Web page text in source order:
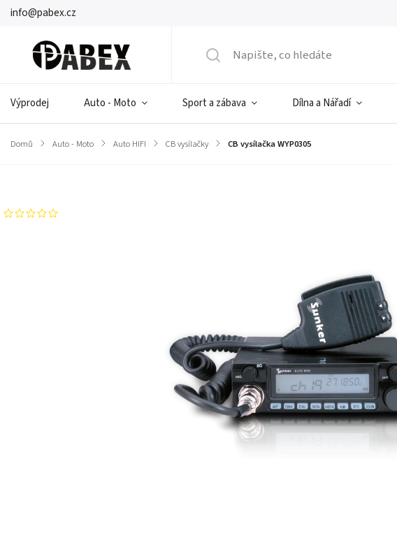
info@pabex.cz
Výprodej Auto - Moto Sport a zábava Dílna a Nářadí
Domů / Auto - Moto / Auto HIFI / CB vysílačky / CB vysílačka WYP0305